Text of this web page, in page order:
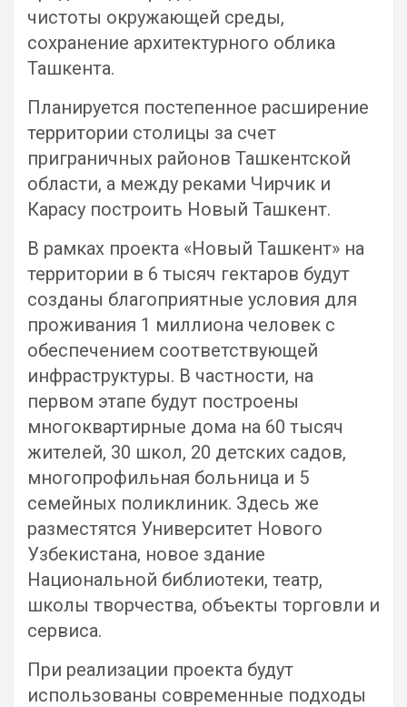
чистоты окружающей среды,
сохранение архитектурного облика
Ташкента.
Планируется постепенное расширение
территории столицы за счет
приграничных районов Ташкентской
области, а между реками Чирчик и
Карасу построить Новый Ташкент.
В рамках проекта «Новый Ташкент» на
территории в 6 тысяч гектаров будут
созданы благоприятные условия для
проживания 1 миллиона человек с
обеспечением соответствующей
инфраструктуры. В частности, на
первом этапе будут построены
многоквартирные дома на 60 тысяч
жителей, 30 школ, 20 детских садов,
многопрофильная больница и 5
семейных поликлиник. Здесь же
разместятся Университет Нового
Узбекистана, новое здание
Национальной библиотеки, театр,
школы творчества, объекты торговли и
сервиса.
При реализации проекта будут
использованы современные подходы